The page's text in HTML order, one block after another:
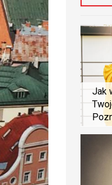
Jak